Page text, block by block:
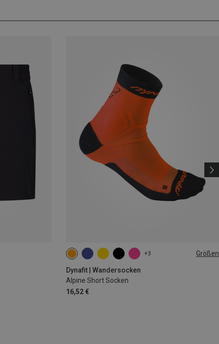
+3 Größen
Dynafit | Wandersocken
Alpine Short Socken
16,52 €
35|36|37|38 39|40|41|42